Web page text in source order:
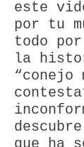
este
por tu
todo
la
“conejo